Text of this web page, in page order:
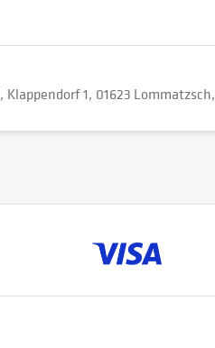
Klappendorf 1 01623 Lommatzsch